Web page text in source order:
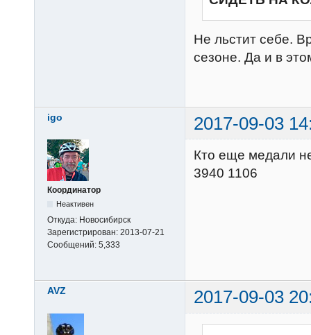
Не льстит себе.
сезоне. Да и в
igo 2017-09-03
Координатор
Неактивен
Откуда: Новосибирск
Зарегистрирован: 2013-07-21
Сообщений: 5,333
Кто еще медали
3940 1106
AVZ 2017-09-03